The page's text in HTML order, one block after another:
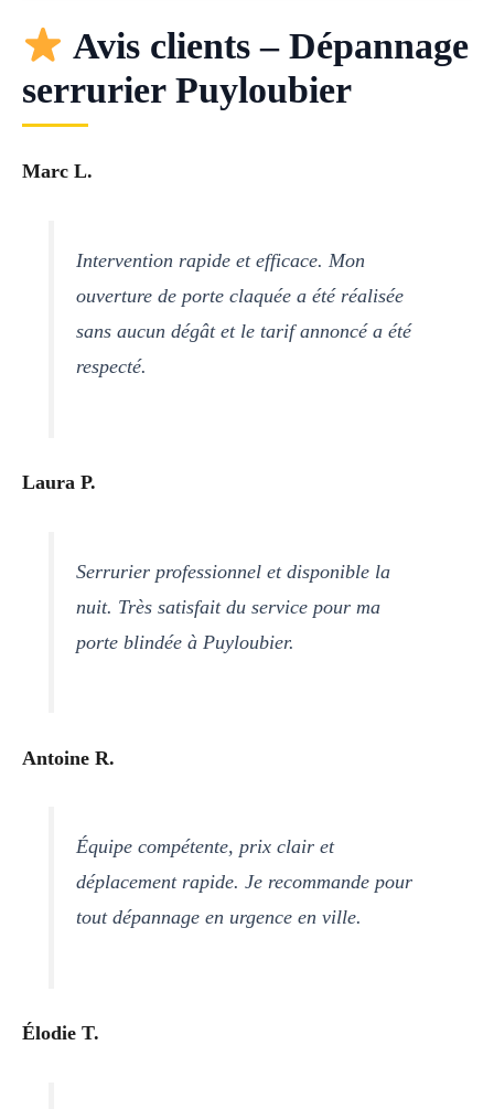
Avis clients – Dépannage
serrurier Puyloubier
Marc L.
Intervention rapide et efficace. Mon
ouverture de porte claquée a été réalisée
sans aucun dégât et le tarif annoncé a été
respecté.
Laura P.
Serrurier professionnel et disponible la
nuit. Très satisfait du service pour ma
porte blindée à Puyloubier.
Antoine R.
Équipe compétente, prix clair et
déplacement rapide. Je recommande pour
tout dépannage en urgence en ville.
Élodie T.